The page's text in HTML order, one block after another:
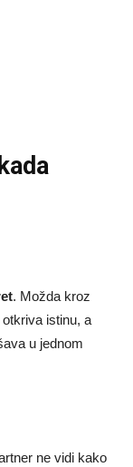
. Možda kroz
istinu, a
u jednom
ne vidi kako